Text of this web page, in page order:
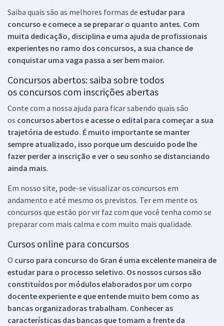
Saiba quais são as melhores formas de estudar para
concurso e comece a se preparar o quanto antes. Com
muita dedicação, disciplina e uma ajuda de profissionais
experientes no ramo dos concursos, a sua chance de
conquistar uma vaga passa a ser bem maior.
Concursos abertos: saiba sobre todos
os concursos com inscrições abertas
Conte com a nossa ajuda para ficar sabendo quais são
os concursos abertos e acesse o edital para começar a sua
trajetória de estudo. É muito importante se manter
sempre atualizado, isso porque um descuido pode lhe
fazer perder a inscrição e ver o seu sonho se distanciando
ainda mais.
Em nosso site, pode-se visualizar os concursos em
andamento e até mesmo os previstos. Ter em mente os
concursos que estão por vir faz com que você tenha como se
preparar com mais calma e com muito mais qualidade.
Cursos online para concursos
O curso para concurso do Gran é uma excelente maneira de
estudar para o processo seletivo. Os nossos cursos são
constituídos por módulos elaborados por um corpo
docente experiente e que entende muito bem como as
bancas organizadoras trabalham. Conhecer as
características das bancas que tomam a frente da